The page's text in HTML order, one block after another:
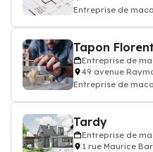
Entreprise de
Tapon Florent
Entreprise de
49 avenue
Entreprise de
Tardy
Entreprise de
1 rue Maurice